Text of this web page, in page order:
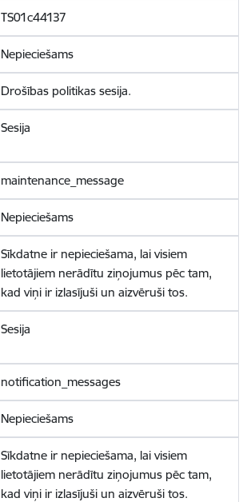
TS01c44137
Nepieciešams
Drošības politikas sesija.
Sesija
maintenance_message
Nepieciešams
Sīkdatne ir nepieciešama, lai visiem
lietotājiem nerādītu ziņojumus pēc tam,
kad viņi ir izlasījuši un aizvēruši tos.
Sesija
notification_messages
Nepieciešams
Sīkdatne ir nepieciešama, lai visiem
lietotājiem nerādītu ziņojumus pēc tam,
kad viņi ir izlasījuši un aizvēruši tos.